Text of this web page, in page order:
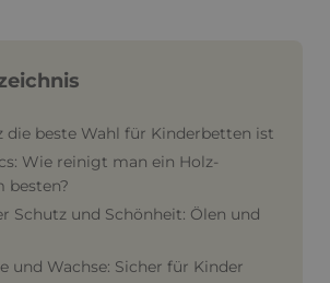
die beste Wahl für Kinderbetten ist
Wie reinigt man ein Holz-
besten?
Schutz und Schönheit: Ölen und
und Wachse: Sicher für Kinder